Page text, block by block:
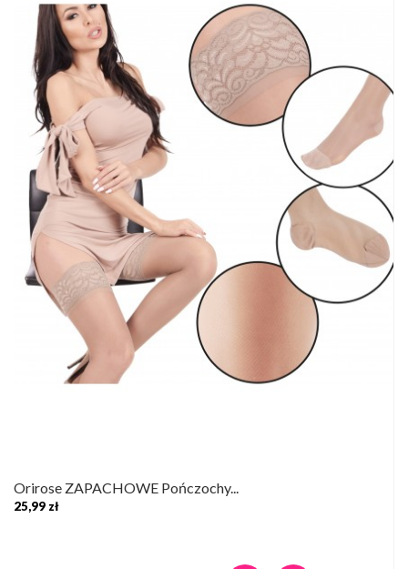
Orirose ZAPACHOWE Pończochy...
25,99 zł